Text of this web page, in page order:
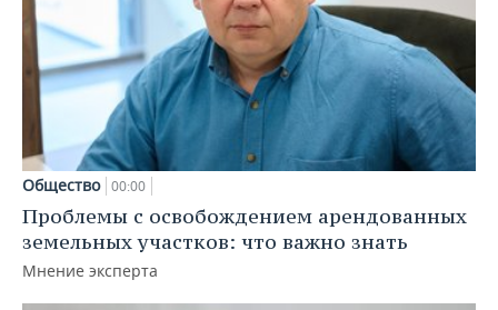
Общество 00:00
Проблемы с освобождением арендованных
земельных участков: что важно знать
Мнение эксперта